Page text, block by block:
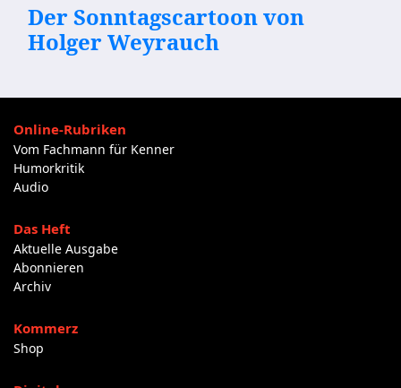
Der Sonntagscartoon von
Holger Weyrauch
Online-Rubriken
Vom Fachmann für Kenner
Humorkritik
Audio
Das Heft
Aktuelle Ausgabe
Abonnieren
Archiv
Kommerz
Shop